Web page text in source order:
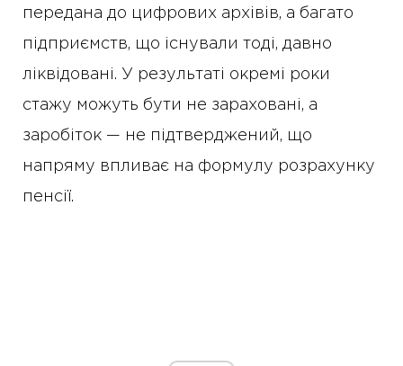
передана до цифрових архівів, а багато
підприємств, що існували тоді, давно
ліквідовані. У результаті окремі роки
стажу можуть бути не зараховані, а
заробіток — не підтверджений, що
напряму впливає на формулу розрахунку
пенсії.